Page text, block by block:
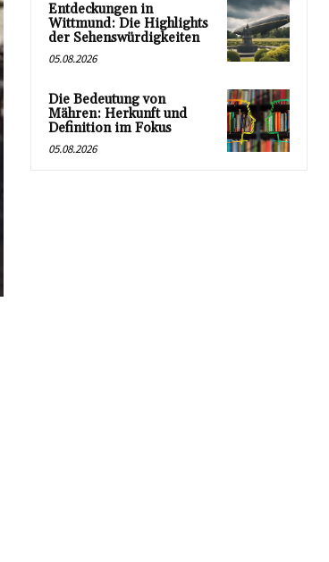
Entdeckungen in
Wittmund: Die Highlights
der Sehenswürdigkeiten
05.08.2026
Die Bedeutung von
Mähren: Herkunft und
Definition im Fokus
05.08.2026